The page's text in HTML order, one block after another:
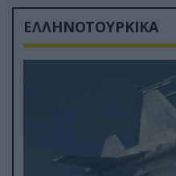
ΕΛΛΗΝΟΤΟΥΡΚΙΚΑ